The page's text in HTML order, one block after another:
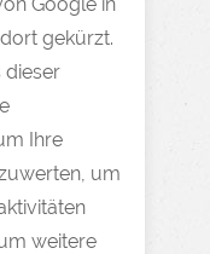
gekürzt.
dieser
Ihre
um
weitere